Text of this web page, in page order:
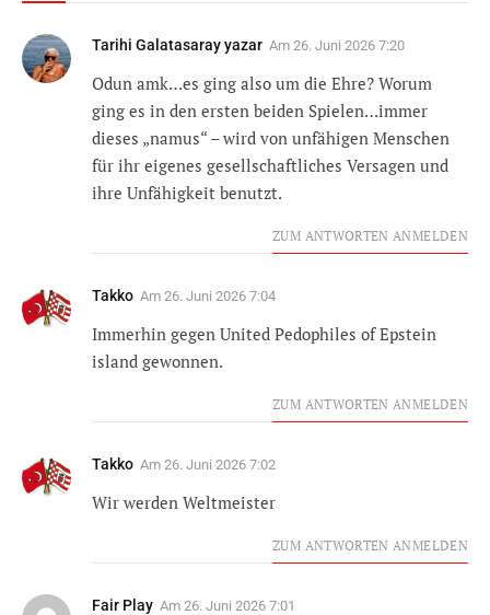
Tarihi Galatasaray yazar Am 26. Juni 2026 7:20
Odun amk…es ging also um die Ehre? Worum
ging es in den ersten beiden Spielen…immer
dieses „namus“ – wird von unfähigen Menschen
für ihr eigenes gesellschaftliches Versagen und
ihre Unfähigkeit benutzt.
ZUM ANTWORTEN ANMELDEN
Takko Am 26. Juni 2026 7:04
Immerhin gegen United Pedophiles of Epstein
island gewonnen.
ZUM ANTWORTEN ANMELDEN
Takko Am 26. Juni 2026 7:02
Wir werden Weltmeister
ZUM ANTWORTEN ANMELDEN
Fair Play Am 26. Juni 2026 7:01